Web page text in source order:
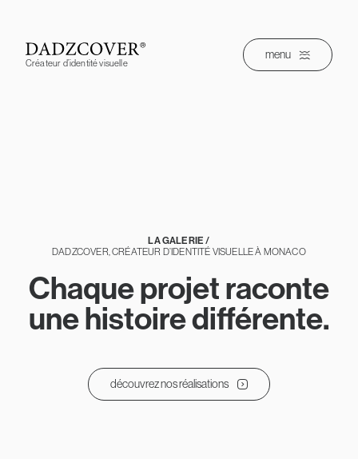
content
Créateur d’identité visuelle
menu
LA GALERIE /
DADZCOVER, CRÉATEUR D’IDENTITÉ VISUELLE À MONACO
Chaque projet raconte
une histoire différente.
découvrez nos réalisations